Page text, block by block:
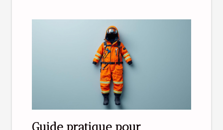
Guide pratique pour